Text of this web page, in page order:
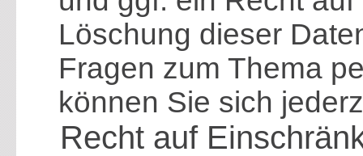
Löschung dieser
Fragen zum Thema
können Sie sich
Recht auf